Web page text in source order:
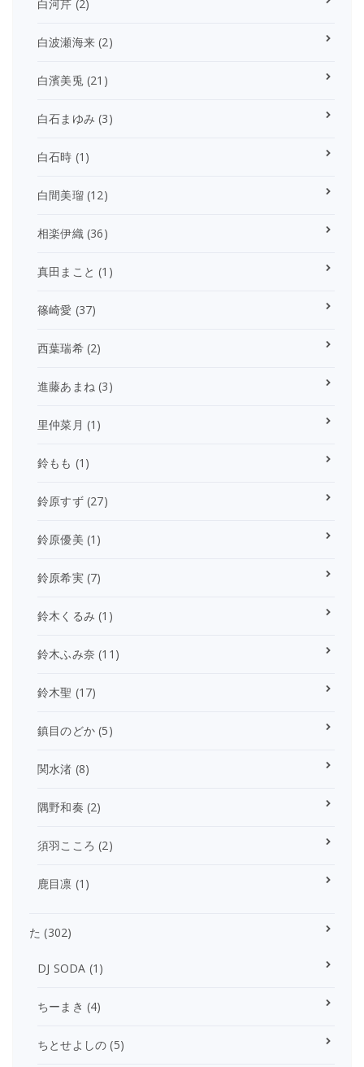
白河芹 (2)
白波瀬海来 (2)
白濱美兎(21)
白石まゆみ (3)
白石時 (1)
白間美瑠(12)
相楽伊織(36)
真田まこと (1)
篠崎愛 (37)
西葉瑞希(2)
進藤あまね (3)
里仲菜月 (1)
鈴もも (1)
鈴原すず(27)
鈴原優美 (1)
鈴原希実(7)
鈴木くるみ (1)
鈴木ふみ奈 (11)
鈴木聖 (17)
鎮目のどか (5)
関水渚 (8)
隅野和奏 (2)
須羽こころ (2)
鹿目凛 (1)
た (302)
DJ SODA (1)
ちーまき (4)
ちとせよしの (5)